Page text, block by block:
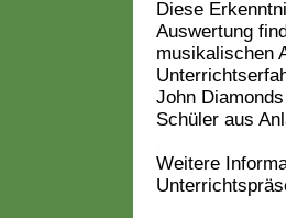
Diese
Auswertung
musikalischen
John
Schüler aus
Weitere